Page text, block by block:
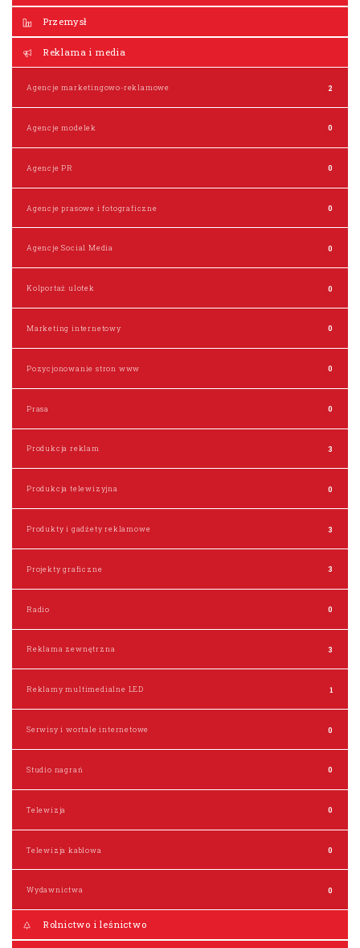
Przemysł
Reklama i media
Agencje marketingowo-reklamowe 2
Agencje modelek 0
Agencje PR 0
Agencje prasowe i fotograficzne 0
Agencje Social Media 0
Kolportaż ulotek 0
Marketing internetowy 0
Pozycjonowanie stron www 0
Prasa 0
Produkcja reklam 3
Produkcja telewizyjna 0
Produkty i gadżety reklamowe 3
Projekty graficzne 3
Radio 0
Reklama zewnętrzna 3
Reklamy multimedialne LED 1
Serwisy i wortale internetowe 0
Studio nagrań 0
Telewizja 0
Telewizja kablowa 0
Wydawnictwa 0
Rolnictwo i leśnictwo